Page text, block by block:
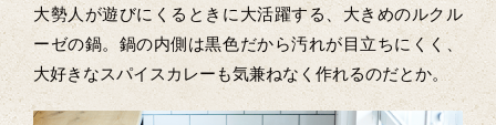
大勢人が遊びにくるときに大活躍する、大きめのルクル
ーゼの鍋。鍋の内側は黒色だから汚れが目立ちにくく、
大好きなスパイスカレーも気兼ねなく作れるのだとか。